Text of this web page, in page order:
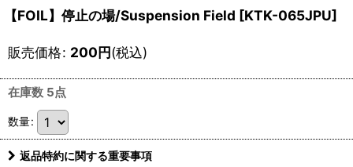
【FOIL】停止の場/Suspension Field [KTK-065JPU]
販売価格: 200円(税込)
在庫数 5点
数量:
返品特約に関する重要事項